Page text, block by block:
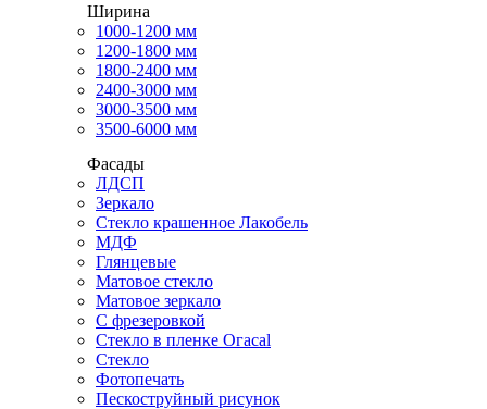
Ширина
1000-1200 мм
1200-1800 мм
1800-2400 мм
2400-3000 мм
3000-3500 мм
3500-6000 мм
Фасады
ЛДСП
Зеркало
Стекло крашенное Лакобель
МДФ
Глянцевые
Матовое стекло
Матовое зеркало
С фрезеровкой
Стекло в пленке Огасаl
Стекло
Фотопечать
Пескоструйный рисунок